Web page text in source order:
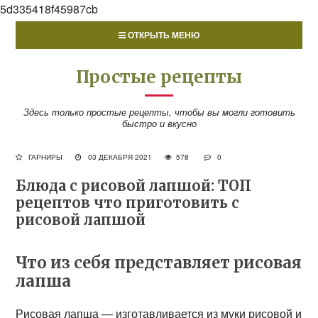
5d335418f45987cb
ОТКРЫТЬ МЕНЮ
Простые рецепты
Здесь только простые рецепты, чтобы вы могли готовить
быстро и вкусно
ГАРНИРЫ 03 ДЕКАБРЯ 2021 578 0
Блюда с рисовой лапшой: ТОП
рецептов что приготовить с
рисовой лапшой
Что из себя представляет рисовая
лапша
Рисовая лапша — изготавливается из муки рисовой и